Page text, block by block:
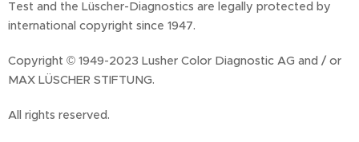
Test and the Lüscher-Diagnostics are legally protected by
international copyright since 1947.
Copyright © 1949-2023 Lusher Color Diagnostic AG and / or
MAX LÜSCHER STIFTUNG.
All rights reserved.